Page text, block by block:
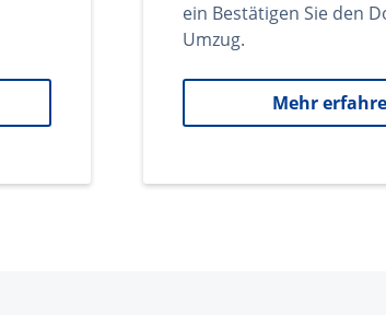
ein Bestätigen Sie den
Umzug.
Mehr